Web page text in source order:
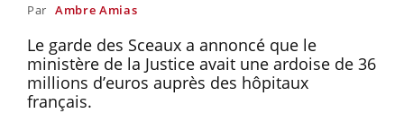
Par Ambre Amias
Le garde des Sceaux a annoncé que le
ministère de la Justice avait une ardoise de 36
millions d’euros auprès des hôpitaux
français.